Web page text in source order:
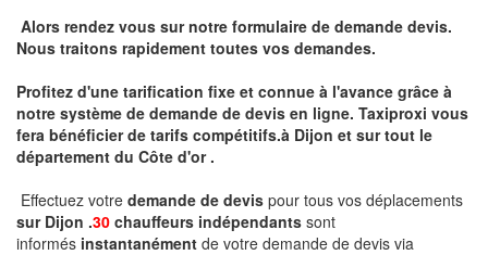
Alors rendez vous sur notre formulaire de demande devis.
Nous traitons rapidement toutes vos demandes.
Profitez d'une tarification fixe et connue à l'avance grâce à
notre système de demande de devis en ligne. Taxiproxi vous
fera bénéficier de tarifs compétitifs.à Dijon et sur tout le
département du Côte d'or .
Effectuez votre demande de devis pour tous vos déplacements
sur Dijon .30 chauffeurs indépendants sont
informés instantanément de votre demande de devis via